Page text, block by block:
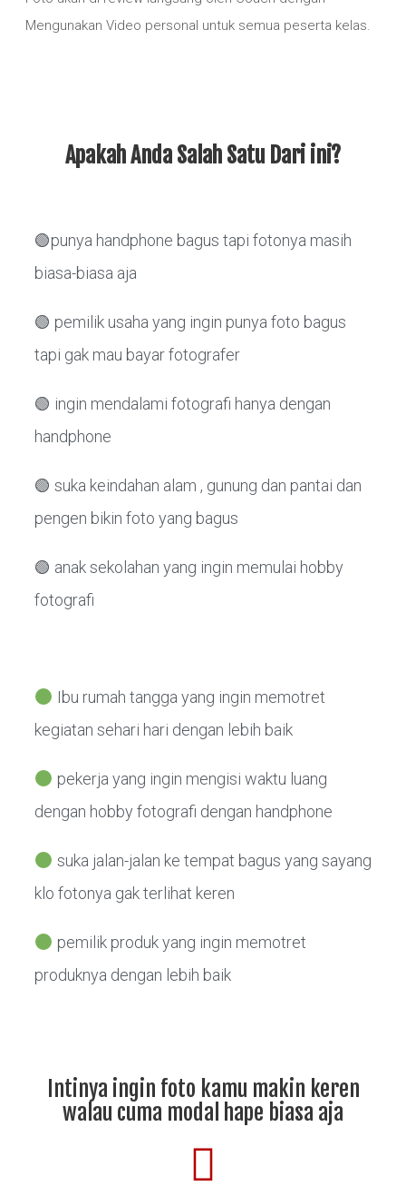
Mengunakan Video personal untuk semua peserta kelas.
Apakah Anda Salah Satu Dari ini?
🟢punya handphone bagus tapi fotonya masih
biasa-biasa aja
🟢 pemilik usaha yang ingin punya foto bagus
tapi gak mau bayar fotografer
🟢 ingin mendalami fotografi hanya dengan
handphone
🟢 suka keindahan alam , gunung dan pantai dan
pengen bikin foto yang bagus
🟢 anak sekolahan yang ingin memulai hobby
fotografi
Ibu rumah tangga yang ingin memotret
kegiatan sehari hari dengan lebih baik
pekerja yang ingin mengisi waktu luang
dengan hobby fotografi dengan handphone
suka jalan-jalan ke tempat bagus yang sayang
klo fotonya gak terlihat keren
pemilik produk yang ingin memotret
produknya dengan lebih baik
Intinya ingin foto kamu makin keren
walau cuma modal hape biasa aja